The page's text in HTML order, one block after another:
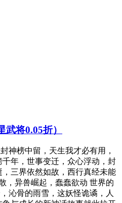
将0.05折）
神榜中留，天生我才必有用，
年，世事变迁，众心浮动，封
三界依然如故，西行真经未能
，异兽崛起，蠢蠢欲动 世界的
沁骨的雨雪，这妖怪诡谲，人